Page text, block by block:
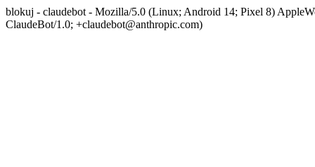
blokuj - claudebot - Mozilla/5.0 (Linux; Android 14; Pixel 8)
ClaudeBot/1.0; +claudebot@anthropic.com)